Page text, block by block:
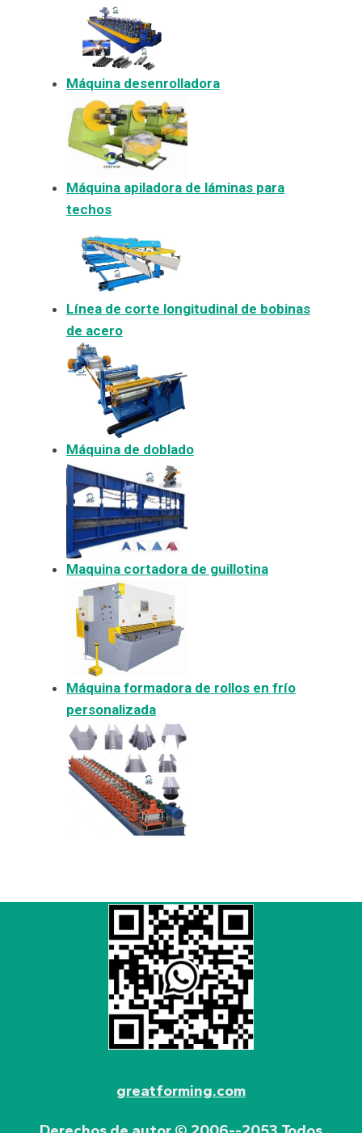
Máquina desenrolladora
Máquina apiladora de láminas para
techos
Línea de corte longitudinal de bobinas
de acero
Máquina de doblado
Maquina cortadora de guillotina
Máquina formadora de rollos en frío
personalizada
greatforming.com